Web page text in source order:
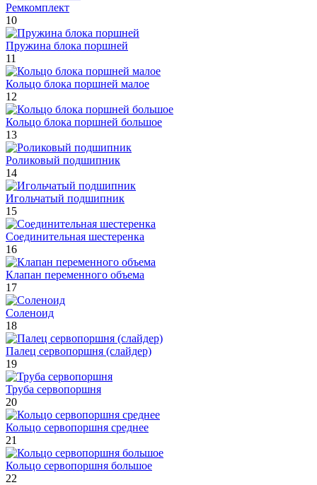
Ремкомплект
10
Пружина блока поршней
11
Кольцо блока поршней малое
12
Кольцо блока поршней большое
13
Роликовый подшипник
14
Игольчатый подшипник
15
Соединительная шестеренка
16
Клапан переменного объема
17
Соленоид
18
Палец сервопоршня (слайдер)
19
Труба сервопоршня
20
Кольцо сервопоршня среднее
21
Кольцо сервопоршня большое
22